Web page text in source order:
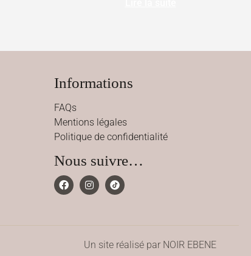
Informations
FAQs
Mentions légales
Politique de confidentialité
Nous suivre…
Un site réalisé par NOIR EBENE